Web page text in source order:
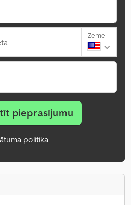
Zeme
pieprasījumu
politika